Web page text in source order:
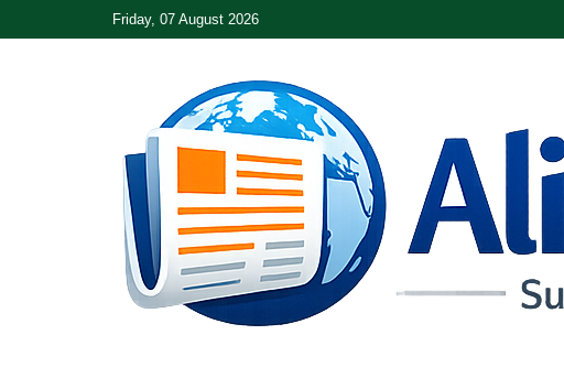
Friday, 07 August 2026